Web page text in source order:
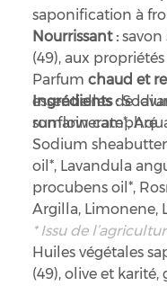
saponification à
Nourrissant :savon
(49), aux propriétés
Parfum chaud et
essentielles de
romarin camphré.
Ingrédients :
sunflowerate*,
Sodium
oil*, Lavandula
procubens oil*,
Argilla, Limonene,
* Issu de
Huiles végétales
(49), olive et